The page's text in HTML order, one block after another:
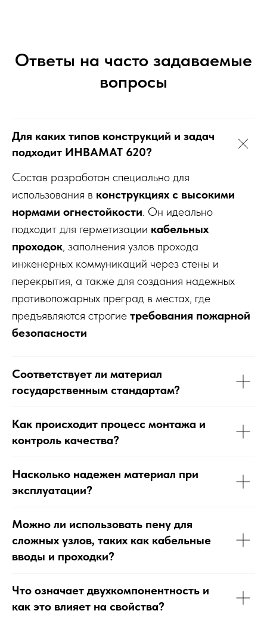
Ответы на часто задаваемые
вопросы
Для каких типов конструкций и задач
подходит ИНВАМАТ 620?
Состав разработан специально для
использования в конструкциях с высокими
нормами огнестойкости. Он идеально
подходит для герметизации кабельных
проходок, заполнения узлов прохода
инженерных коммуникаций через стены и
перекрытия, а также для создания надежных
противопожарных преград в местах, где
предъявляются строгие требования пожарной
безопасности
Соответствует ли материал
государственным стандартам?
Как происходит процесс монтажа и
контроль качества?
Насколько надежен материал при
эксплуатации?
Можно ли использовать пену для
сложных узлов, таких как кабельные
вводы и проходки?
Что означает двухкомпонентность и
как это влияет на свойства?